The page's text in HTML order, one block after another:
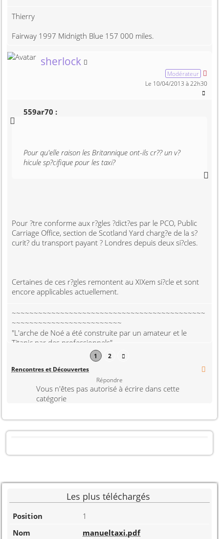
Thierry
Fairway 1997 Midnigth Blue 157 000 miles.
sherlock
Modérateur
Le 10/04/2013 à 22h30
559ar70 :
Pour qu'elle raison les Britannique ont-ils cr?? un v?
hicule sp?cifique pour les taxi?
Pour ?tre conforme aux r?gles ?dict?es par le PCO, Public
Carriage Office, section de Scotland Yard charg?e de la s?
curit? du transport payant ? Londres depuis deux si?cles.
Certaines de ces r?gles remontent au XIXem si?cle et sont
encore applicables actuellement.
~~~~~~~~~~~~~~~~~~~~~~~~~~~~~~~~~~~~~~~~~~~~
~~~~~~~~~~~~~~~~~~~~~~~~~
"L'arche de Noé a été construite par un amateur et le
Titanic par des professionnels"
1
2
Rencontres et Découvertes
Répondre
Vous n'êtes pas autorisé à écrire dans cette
catégorie
Les plus téléchargés
1
manueltaxi.pdf